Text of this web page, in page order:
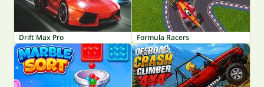
Drift Max Pro Formula Racers